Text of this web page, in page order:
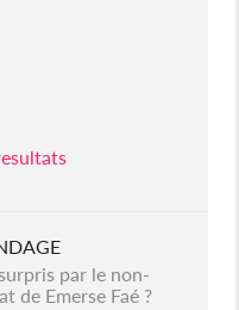
par le non-
de Emerse Faé ?